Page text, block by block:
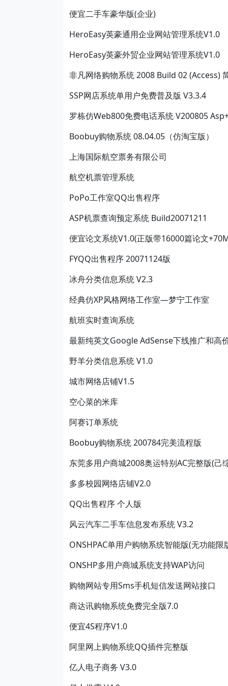
便宜二手车豪华版(企业)
HeroEasy英豪通用企业网站管理系统V1.0
HeroEasy英豪外贸企业网站管理系统V1.0
非凡网络购物系统 2008 Build 02 (Access)
SSP网店系统单用户免费普及版 V3.3.4
罗栋仿Web800免费电话系统 V200805
Boobuy购物系统 08.04.05（仿淘宝版）
上海国际航空票务有限公司
航空机票管理系统
PoPo工作室QQ出售程序
ASP机票查询预定系统 Build20071211
便宜论文系统V1.0(正版带16000篇论文
FYQQ出售程序 20071124版
冰舟分类信息系统 V2.3
经典仿XP风格网络工作室—梦宁工作室
航班实时查询系统
最新纯英文Google AdSense下线推广和高
野羊分类信息系统 V1.0
城市网络店铺V1.5
空心菜的米库
阿赛订单系统
Boobuy购物系统 200784完美流程版
东莞多用户商城2008奥运特别AC完整版(己
多多校园网络店铺V2.0
QQ出售程序 个人版
风云汽车二手车信息发布系统 V3.2
ONSHPAC单用户购物系统智能版(无功能限
ONSHP多用户商城系统支持WAP访问
购物网站专用Sms手机短信发送网站接口
商达讯购物系统免费完全版7.0
便宜4S程序V1.0
阿里网上购物系统QQ插件完整版
亿人电子商务 V3.0